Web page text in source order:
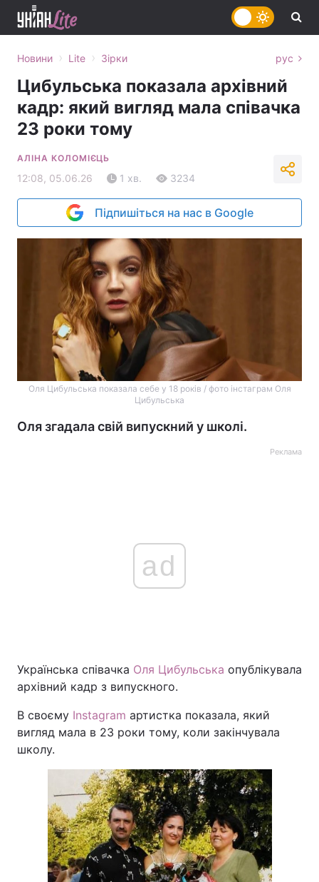
Україна Політика
Спорт Наука
Техно і зв'язок Лайт
Зброя Інциденти
Новини › Lite › Зірки рус
Цибульська показала архівний
кадр: який вигляд мала співачка
23 роки тому
АЛІНА КОЛОМІЄЦЬ
12:08, 05.06.26 1 хв. 3234
Підпишіться на нас в Google
Оля Цибульська показала себе у 18 років / фото інстаграм Оля
Цибульська
Оля згадала свій випускний у школі.
Реклама
ad
Українська співачка Оля Цибульська опублікувала
архівний кадр з випускного.
В своєму Instagram артистка показала, який
вигляд мала в 23 роки тому, коли закінчувала
школу.